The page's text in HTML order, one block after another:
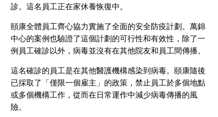
診。這名員工正在家休養恢復中。
頤康全體員工齊心協力實施了全面的安全防疫計劃。萬錦
中心的案例也驗證了這個計劃的可行性和有效性，除了一
例員工確診以外，病毒並沒有在其他院友和員工間傳播。
這名確診的員工是在其他醫護機構感染到病毒。頤康隨後
已採取了「僅限一個雇主」的政策，禁止員工於多個地點
或多個機構工作，從而在日常運作中減少病毒傳播的風
險。